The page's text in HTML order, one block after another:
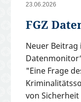
23.06.2026
FGZ
Neuer Beitrag
"Eine Frage
von